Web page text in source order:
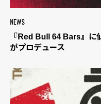
NEWS
『Red Bull 64 Bars』
がプロデュース